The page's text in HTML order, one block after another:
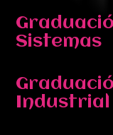
Sistemas
Industrial